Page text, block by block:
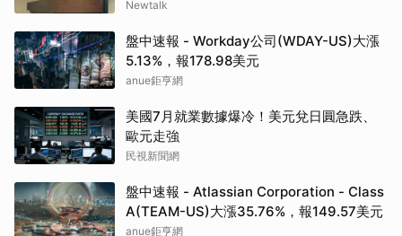
Newtalk
盤中速報 - Workday公司(WDAY-US)大漲
5.13%，報178.98美元
anue鉅亨網
美國7月就業數據爆冷！美元兌日圓急跌、
歐元走強
民視新聞網
盤中速報 - Atlassian Corporation - Class
A(TEAM-US)大漲35.76%，報149.57美元
anue鉅亨網